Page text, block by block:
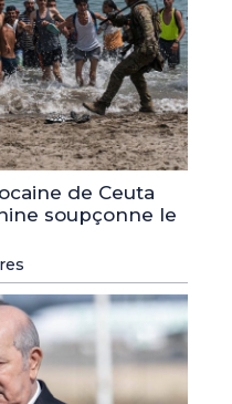
de Ceuta
soupçonne le